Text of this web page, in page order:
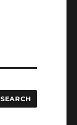
SEARCH